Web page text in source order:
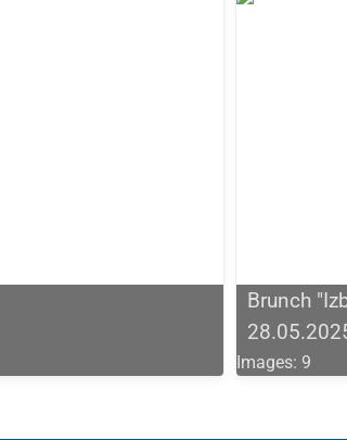
Brunch
Images: 9